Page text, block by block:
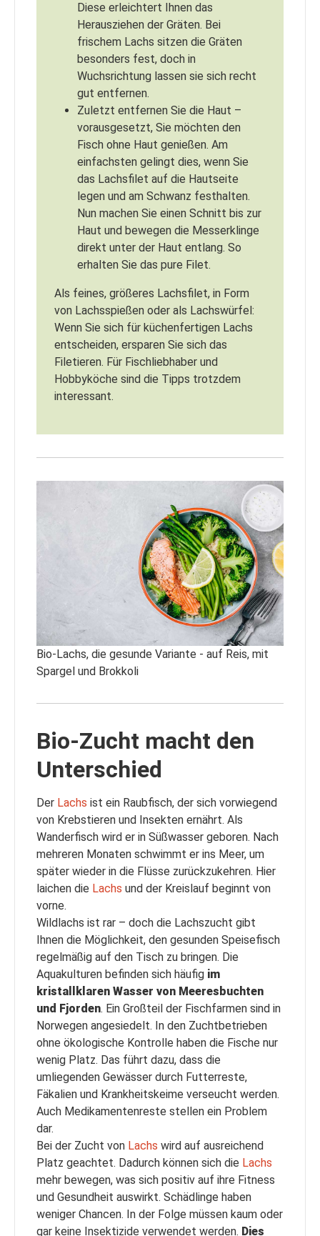
Diese erleichtert Ihnen das
Herausziehen der Gräten. Bei
frischem Lachs sitzen die Gräten
besonders fest, doch in
Wuchsrichtung lassen sie sich recht
gut entfernen.
Zuletzt entfernen Sie die Haut –
vorausgesetzt, Sie möchten den
Fisch ohne Haut genießen. Am
einfachsten gelingt dies, wenn Sie
das Lachsfilet auf die Hautseite
legen und am Schwanz festhalten.
Nun machen Sie einen Schnitt bis zur
Haut und bewegen die Messerklinge
direkt unter der Haut entlang. So
erhalten Sie das pure Filet.
Als feines, größeres Lachsfilet, in Form
von Lachsspießen oder als Lachswürfel:
Wenn Sie sich für küchenfertigen Lachs
entscheiden, ersparen Sie sich das
Filetieren. Für Fischliebhaber und
Hobbyköche sind die Tipps trotzdem
interessant.
Bio-Lachs, die gesunde Variante - auf Reis, mit
Spargel und Brokkoli
Bio-Zucht macht den
Unterschied
Der Lachs ist ein Raubfisch, der sich vorwiegend
von Krebstieren und Insekten ernährt. Als
Wanderfisch wird er in Süßwasser geboren. Nach
mehreren Monaten schwimmt er ins Meer, um
später wieder in die Flüsse zurückzukehren. Hier
laichen die Lachs und der Kreislauf beginnt von
vorne.
Wildlachs ist rar – doch die Lachszucht gibt
Ihnen die Möglichkeit, den gesunden Speisefisch
regelmäßig auf den Tisch zu bringen. Die
Aquakulturen befinden sich häufig im
kristallklaren Wasser von Meeresbuchten
und Fjorden. Ein Großteil der Fischfarmen sind in
Norwegen angesiedelt. In den Zuchtbetrieben
ohne ökologische Kontrolle haben die Fische nur
wenig Platz. Das führt dazu, dass die
umliegenden Gewässer durch Futterreste,
Fäkalien und Krankheitskeime verseucht werden.
Auch Medikamentenreste stellen ein Problem
dar.
Bei der Zucht von Lachs wird auf ausreichend
Platz geachtet. Dadurch können sich die Lachs
mehr bewegen, was sich positiv auf ihre Fitness
und Gesundheit auswirkt. Schädlinge haben
weniger Chancen. In der Folge müssen kaum oder
gar keine Insektizide verwendet werden. Dies